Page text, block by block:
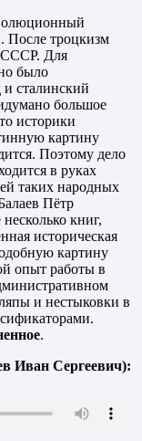
После троцкизм
СССР. Для
было
и сталинский
большое
историки
картину
Поэтому дело
в руках
таких народных
Пётр
книг,
историческая
картину
опыт работы в
и нестыковки в
.
Иван Сергеевич):